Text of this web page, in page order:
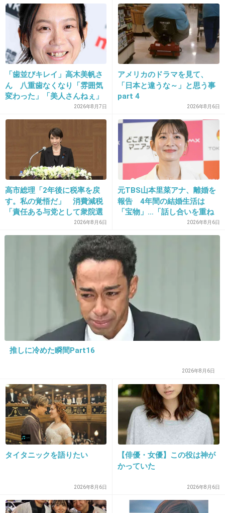
とよえつーーーーーー！
あのちょっと変わった声と発音がたまらない！
+52 -12
22. 匿名2012/12/08(土) 00:02:37
クリス・ペプラー！！！
+24 -6
2012/12/08(土) 00:03:32
西島秀俊と伊勢谷友介にぞっこん←
+148 -12
女性だと桜井幸子さんの声（ナレーション）が
なんか落ち着く。いい声。
+49
25. 匿名2012/12/08(土) 00:05:24
+13
26. 匿名 2012/12/08(土) 00:10:20
小市慢太郎さん
「歯並びキレイ」高木美帆さ
ん 八重歯なくなり「雰囲気
変わった」「美人さんねぇ」
「歯列矯正してるんや」2026年8月7日
アメリカのドラマを見て、
「日本と違うな～」と思う事
part 4
2026年8月6日
高市総理「2年後に税率を戻
す。私の覚悟だ」 消費減税
「責任ある与党として衆院選
公約に掲げ理解賜った」2026年8月6日
元TBS山本里菜アナ、離婚を
報告 4年間の結婚生活は
「宝物」…「話し合いを重ね
2026年8月6日
推しに冷めた瞬間Part16
2026年8月6日
タイタニックを語りたい
2026年8月6日
【俳優・女優】この役は神が
かっていた
2026年8月6日